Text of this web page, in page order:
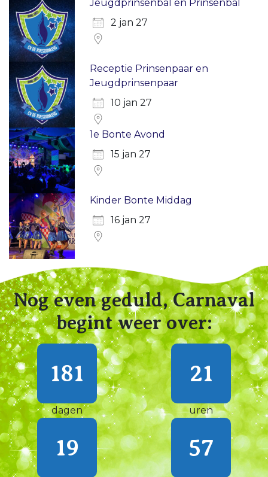
Jeugdprinsenbal en Prinsenbal
2 jan 27
Receptie Prinsenpaar en
Jeugdprinsenpaar
10 jan 27
1e Bonte Avond
15 jan 27
Kinder Bonte Middag
16 jan 27
Nog even geduld, Carnaval
begint weer over:
181
dagen
21
uren
19 57